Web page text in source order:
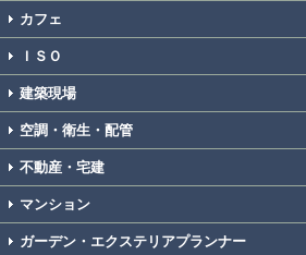
カフェ
ＩＳＯ
建築現場
空調・衛生・配管
不動産・宅建
マンション
ガーデン・エクステリアプランナー